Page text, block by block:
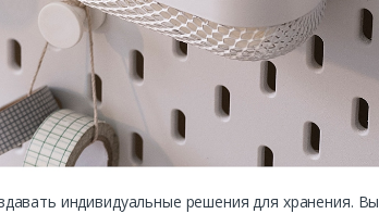
индивидуальные решения для хранения. Вы